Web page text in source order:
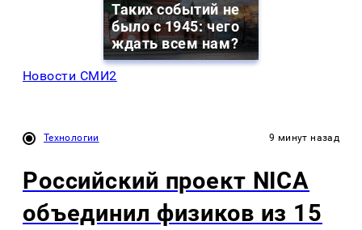
Таких событий не
было с 1945: чего
ждать всем нам?
Новости СМИ2
Технологии 9 минут назад
Российский проект NICA
объединил физиков из 15